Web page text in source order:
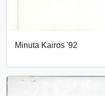
Minuta Kairos '92